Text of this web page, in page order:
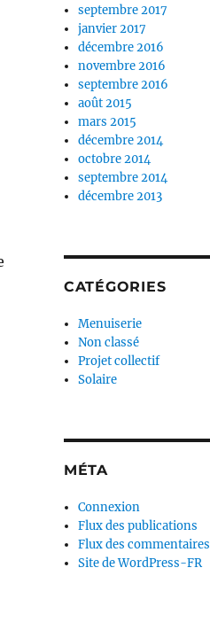
septembre 2017
janvier 2017
décembre 2016
novembre 2016
septembre 2016
août 2015
mars 2015
décembre 2014
octobre 2014
septembre 2014
décembre 2013
CATÉGORIES
Menuiserie
Non classé
Projet collectif
Solaire
MÉTA
Connexion
Flux des publications
Flux des commentaires
Site de WordPress-FR